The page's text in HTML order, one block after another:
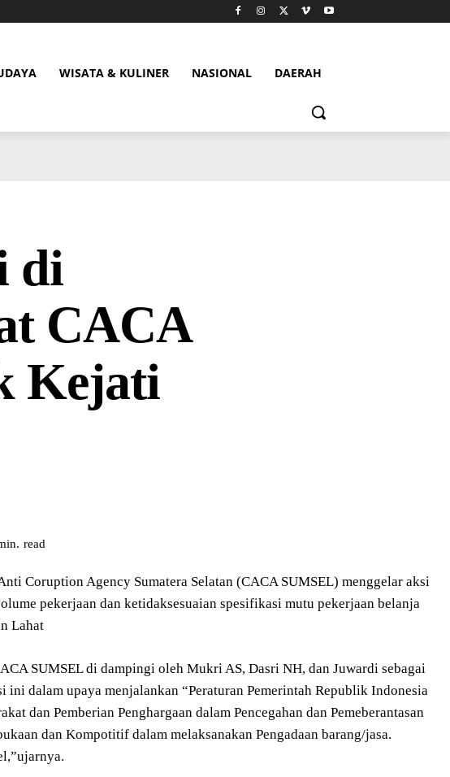
WISATA & KULINER NASIONAL DAERAH
di
CACA
Kejati
read
Coruption Agency Sumatera Selatan (CACA SUMSEL) menggelar aksi
pekerjaan dan ketidaksesuaian spesifikasi mutu pekerjaan belanja
Lahat
SUMSEL di dampingi oleh Mukri AS, Dasri NH, dan Juwardi sebagai
dalam upaya menjalankan “Peraturan Pemerintah Republik Indonesia
dan Pemberian Penghargaan dalam Pencegahan dan Pemeberantasan
dan Kompotitif dalam melaksanakan Pengadaan barang/jasa.